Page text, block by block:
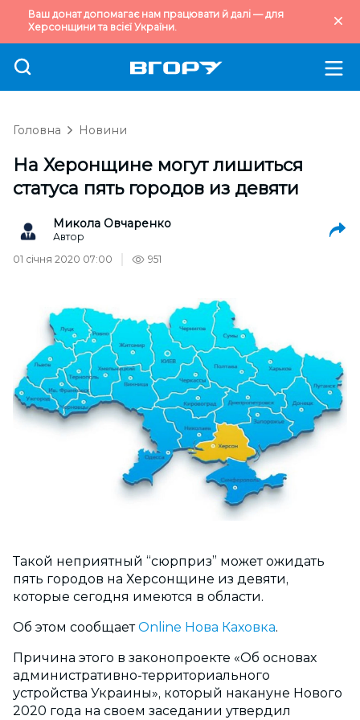
Ваш донат допомагає нам працювати й далі — для
Херсонщини та всієї України.
Головна Новини
На Херонщине могут лишиться
статуса пять городов из девяти
Микола Овчаренко
Автор
01 січня 2020 07:00
951
Такой неприятный “сюрприз” может ожидать
пять городов на Херсонщине из девяти,
которые сегодня имеются в области.
Об этом сообщаетOnline Нова Каховка.
Причина этого в законопроекте «Об основах
административно-территориального
устройства Украины», который накануне Нового
2020 года на своем заседании утвердил